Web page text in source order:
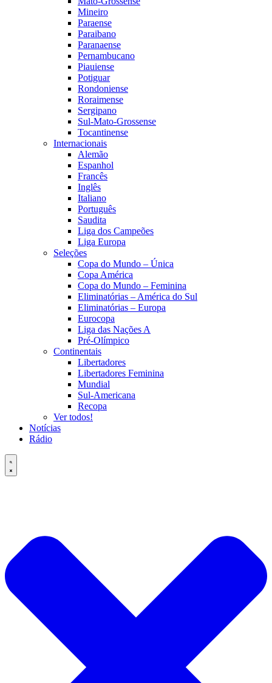
Mineiro
Paraense
Paraibano
Paranaense
Pernambucano
Piauiense
Potiguar
Rondoniense
Roraimense
Sergipano
Sul-Mato-Grossense
Tocantinense
Internacionais
Alemão
Espanhol
Francês
Inglês
Italiano
Português
Saudita
Liga dos Campeões
Liga Europa
Seleções
Copa do Mundo – Única
Copa América
Copa do Mundo – Feminina
Eliminatórias – América do Sul
Eliminatórias – Europa
Eurocopa
Liga das Nações A
Pré-Olímpico
Continentais
Libertadores
Libertadores Feminina
Mundial
Sul-Americana
Recopa
Ver todos!
Notícias
Rádio